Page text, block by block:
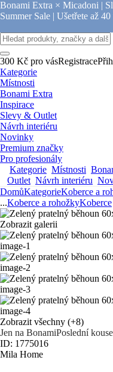
Bonami Extra × Micadoni |
Summer Sale | Ušetřete až
300 Kč pro vásRegistrace
Kategorie
Místnosti
Bonami Extra
Inspirace
Slevy & Outlet
Návrh interiéru
Novinky
Premium značky
Pro profesionály
Kategorie Místnosti
Outlet Návrh interiéru
DomůKategorieKoberce a
...Koberce a rohožkyKoberce
Zobrazit galerii
Zobrazit všechny (+8)
Jen na BonamiPoslední
ID: 1775016
Mila Home